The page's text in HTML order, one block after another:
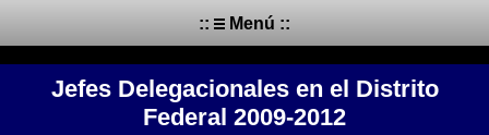
:: Menú ::
Jefes Delegacionales en el Distrito
Federal 2009-2012